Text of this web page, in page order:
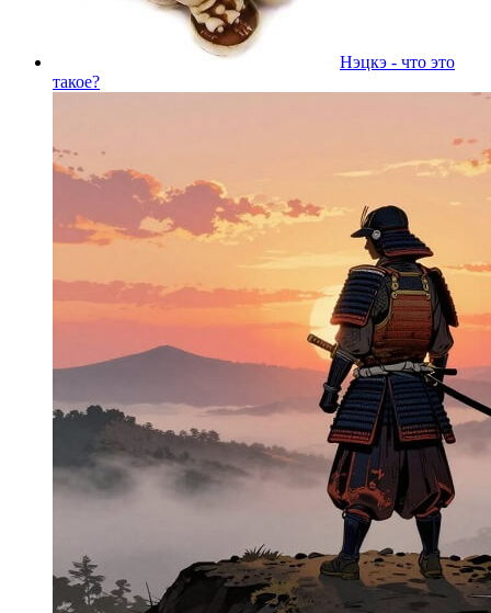
Нэцкэ - что это
такое?